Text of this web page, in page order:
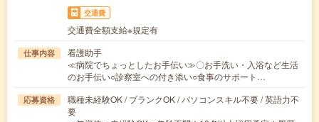
交通費
交通費全額支給※規定有
仕事内容
看護助手
≪病院でちょっとしたお手伝い≫〇お手洗い・入浴など生活
のお手伝い○診察室への付き添い○食事のサポート…
応募資格
職種未経験OK / ブランクOK / パソコンスキル不要 / 英語力不
要